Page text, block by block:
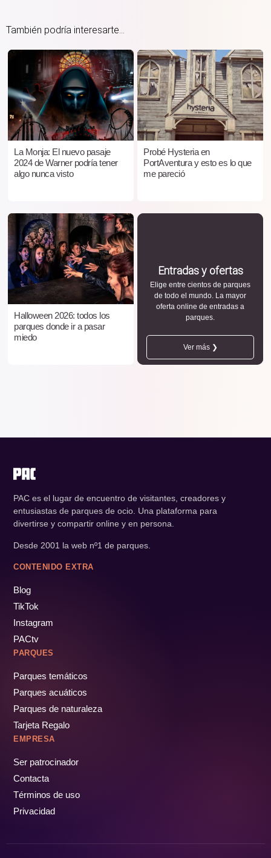
También podría interesarte...
La Monja: El nuevo pasaje
2024 de Warner podría tener
algo nunca visto
Probé Hysteria en
PortAventura y esto es lo que
me pareció
Halloween 2026: todos los
parques donde ir a pasar
miedo
Entradas y ofertas
Elige entre cientos de parques
de todo el mundo. La mayor
oferta online de entradas a
parques.
Ver más ❯
PAC es el lugar de encuentro de visitantes, creadores y
entusiastas de parques de ocio. Una plataforma para
divertirse y compartir online y en persona.
Desde 2001 la web nº1 de parques.
CONTENIDO EXTRA
Blog
TikTok
Instagram
PACtv
PARQUES
Parques temáticos
Parques acuáticos
Parques de naturaleza
Tarjeta Regalo
EMPRESA
Ser patrocinador
Contacta
Términos de uso
Privacidad